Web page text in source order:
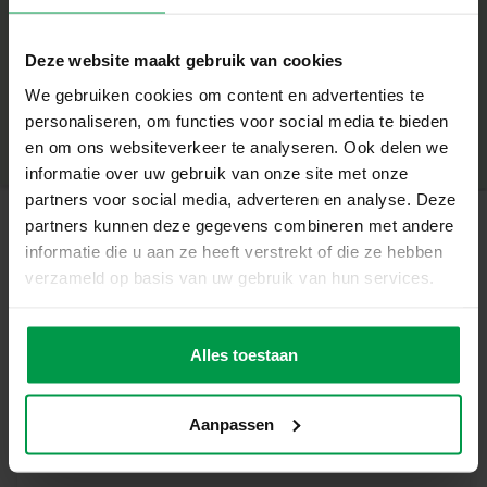
Deze website maakt gebruik van cookies
We gebruiken cookies om content en advertenties te
personaliseren, om functies voor social media te bieden
en om ons websiteverkeer te analyseren. Ook delen we
informatie over uw gebruik van onze site met onze
partners voor social media, adverteren en analyse. Deze
partners kunnen deze gegevens combineren met andere
informatie die u aan ze heeft verstrekt of die ze hebben
verzameld op basis van uw gebruik van hun services.
Alles toestaan
Aanpassen
– Vlindervormige tool voor extra speelplezier
– Ideaal voor buitenspel en feestjes
Creëer Een Magisch Spektakel
Het gebruik van de vlinder bellenblaas is eenvoudig en
leuk. Doop de vlinder in het bellenblaassop, haal hem er
voorzichtig uit, en zwaai hem door de lucht. Kijk hoe een
wolk van kleine belletjes verschijnt en laat de magie
beginnen!
Inhoud van de Set
Waarom kiezen voor SES Creative?
Bij SES Creative vinden we veiligheid erg belangrijk.
de fabriek in Nederland, volgens de strengste Europese
Minimale leeftijd|
3+
Productnummer
Deel dit product
Gerelateerde producten
Olifant